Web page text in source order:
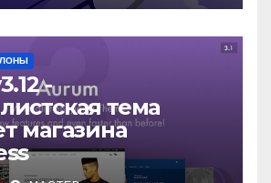
-
тема
магазина